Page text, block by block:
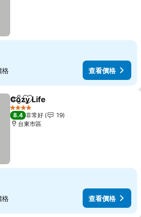
格 查看價格
分享 加入我的最愛
Cozy Life
4 星級
8.4 非常好
19
台東市區
格 查看價格